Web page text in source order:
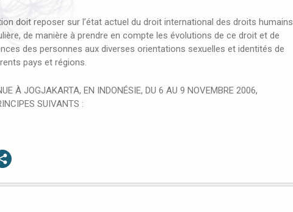
doit reposer sur l’état actuel du droit international des droits humains
de manière à prendre en compte les évolutions de ce droit et de
des personnes aux diverses orientations sexuelles et identités de
pays et régions.
À JOGJAKARTA, EN INDONÉSIE, DU 6 AU 9 NOVEMBRE 2006,
SUIVANTS :